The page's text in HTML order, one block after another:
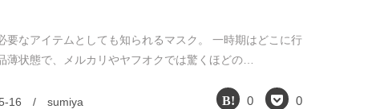
要なアイテムとしても知られるマスク。 一時期はどこに行
薄状態で、メルカリやヤフオクでは驚くほどの…
16 / sumiya 0 0